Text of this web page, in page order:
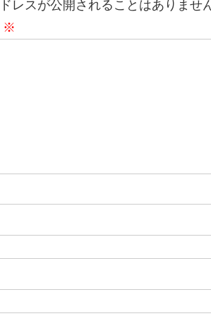
レスが公開されることはありませ
※